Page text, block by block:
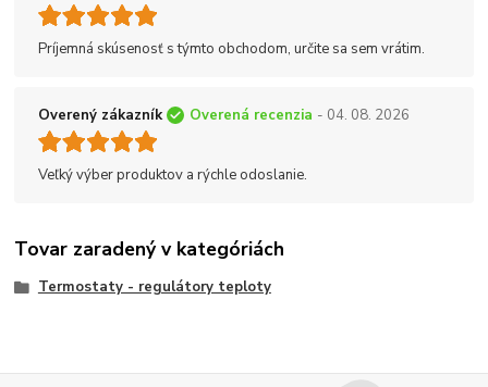
Príjemná skúsenosť s týmto obchodom, určite sa sem vrátim.
Overený zákazník Overená recenzia - 04. 08. 2026
Veľký výber produktov a rýchle odoslanie.
Tovar zaradený v kategóriách
Termostaty - regulátory teploty